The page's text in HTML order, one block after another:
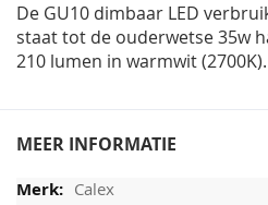
De GU10 dimbaar LED
staat tot de ouderwetse 35w
210 lumen in warmwit (2700K).
MEER INFORMATIE
Calex